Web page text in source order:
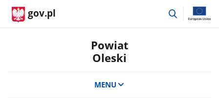
gov.pl
przejdź
Powiat
Oleski
MENU